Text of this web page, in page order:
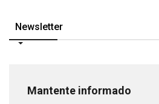
Newsletter
Mantente informado